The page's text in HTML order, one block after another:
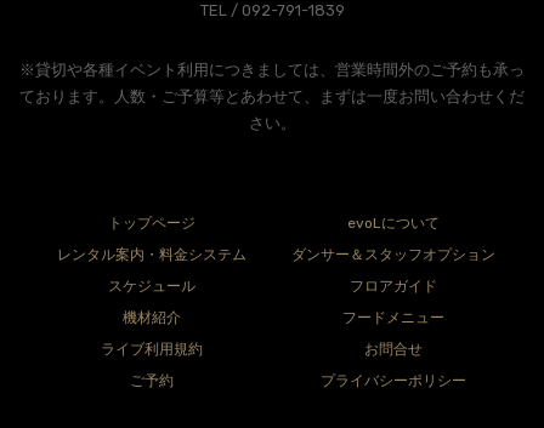
TEL / 092-791-1839
※貸切や各種イベント利用につきましては、営業時間外のご予約も承っ
ております。人数・ご予算等とあわせて、まずは一度お問い合わせくだ
さい。
トップページ
evoLについて
レンタル案内・料金システム
ダンサー＆スタッフオプション
スケジュール
フロアガイド
機材紹介
フードメニュー
ライブ利用規約
お問合せ
ご予約
プライバシーポリシー